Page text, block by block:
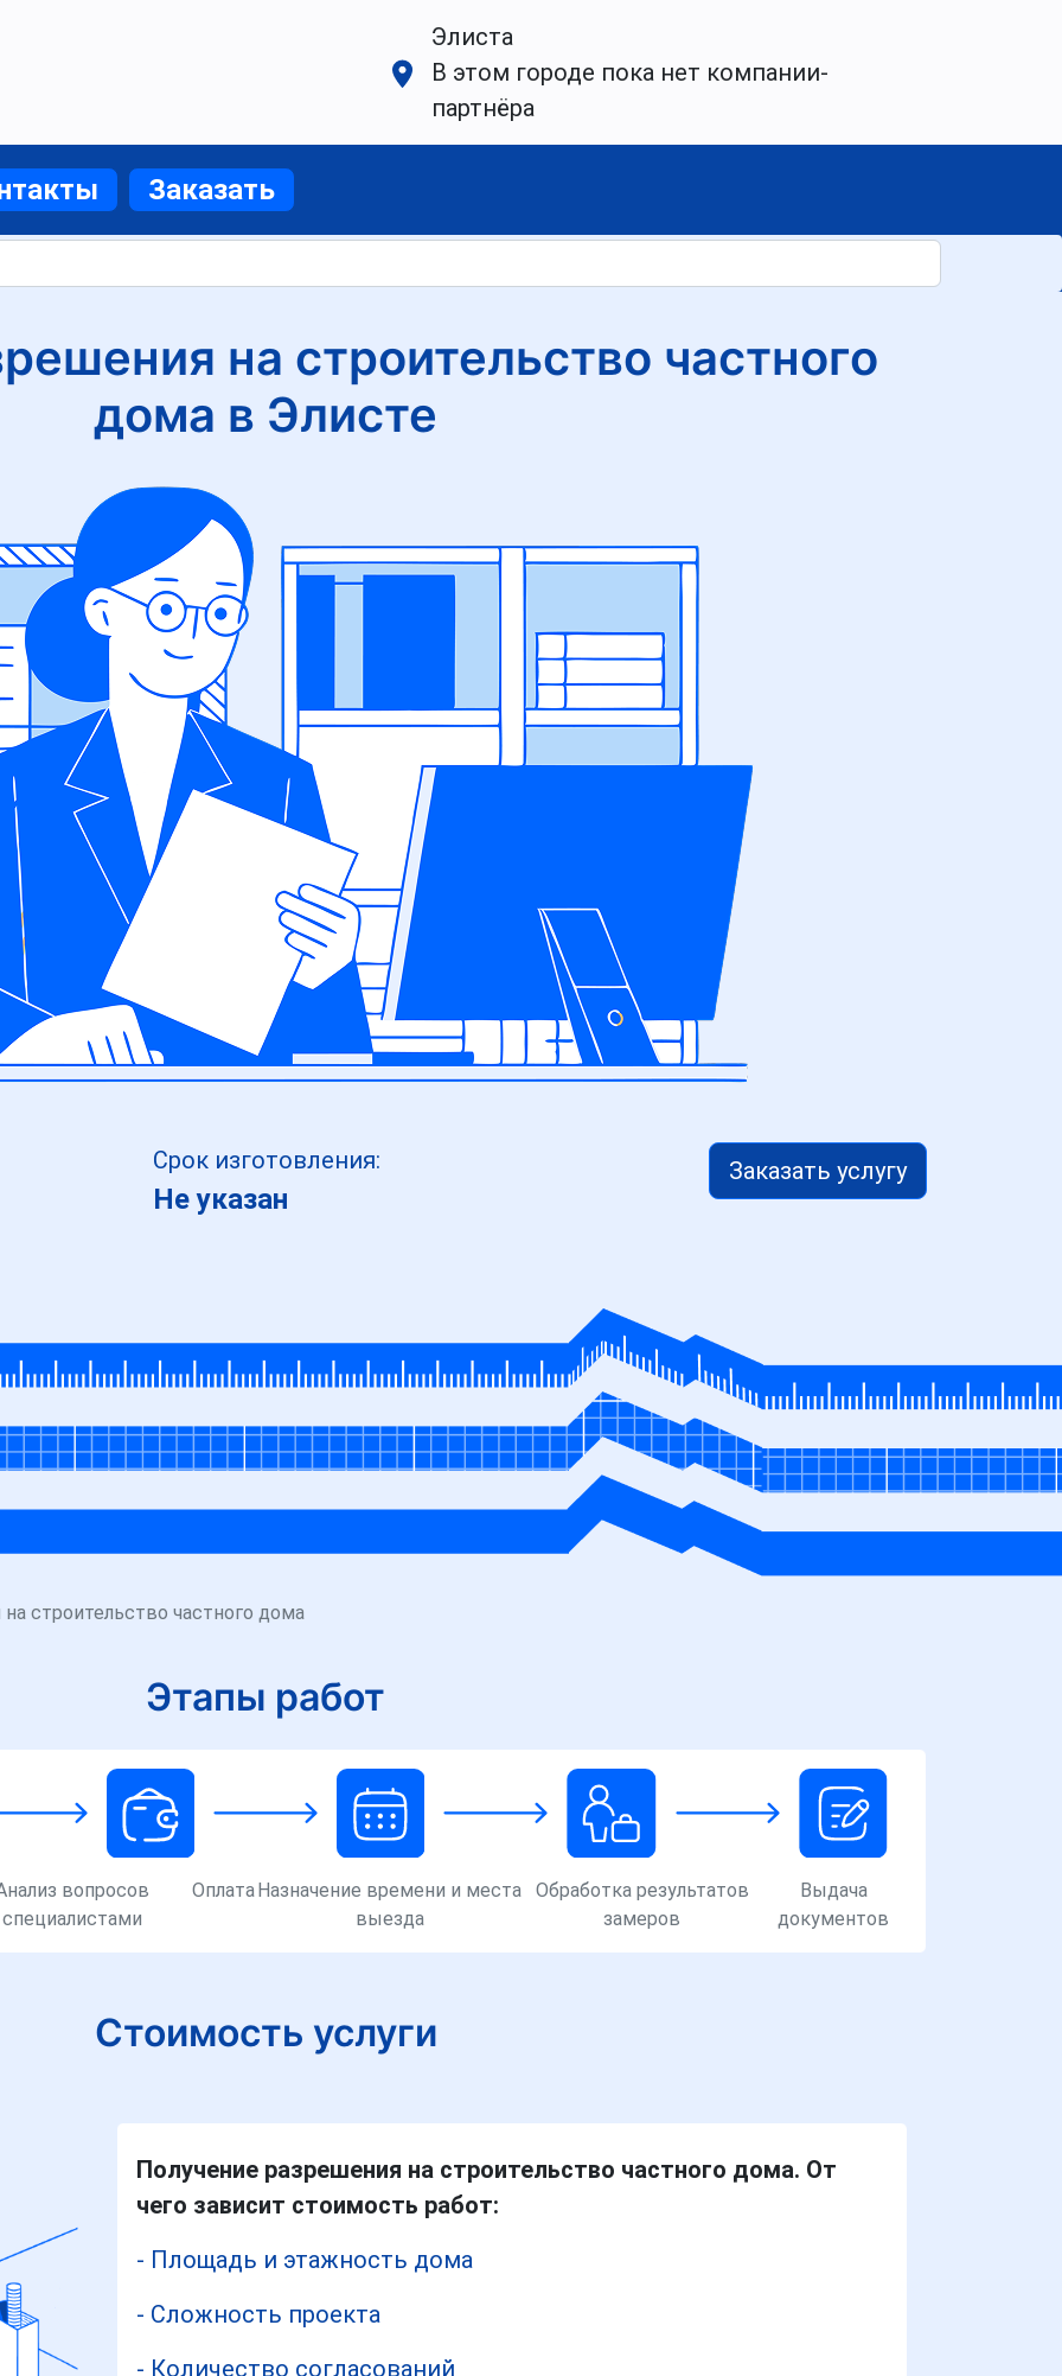
Элиста
В этом городе пока нет компании-
партнёра
Заказать
на строительство частного
дома в Элисте
Срок изготовления:
Не указан
Заказать услугу
строительство частного дома
Этапы работ
вопросов
специалистами
ОплатаНазначение времени и места
выезда
Обработка результатов
замеров
Выдача
документов
Стоимость услуги
Получение разрешения на строительство частного дома. От
чего зависит стоимость работ:
- Площадь и этажность дома
- Сложность проекта
- Количество согласований